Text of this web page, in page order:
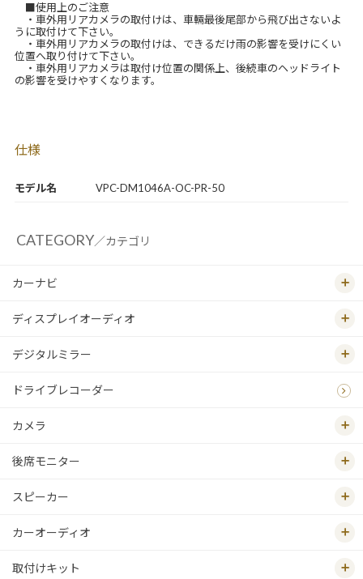
モデル名 VPC-DM1046A-OC-PR-50
■使用上のご注意
・車外用リアカメラの取付けは、車輛最後尾部から飛び出さないよ
うに取付けて下さい。
・車外用リアカメラの取付けは、できるだけ雨の影響を受けにくい
位置へ取り付けて下さい。
・車外用リアカメラは取付け位置の関係上、後続車のヘッドライト
の影響を受けやすくなります。
仕様
CATEGORY／カテゴリ
カーナビ
ディスプレイオーディオ
デジタルミラー
ドライブレコーダー
カメラ
後席モニター
スピーカー
カーオーディオ
取付けキット